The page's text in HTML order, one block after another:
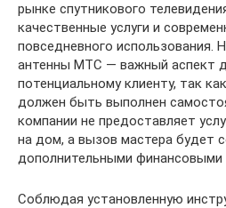
рынке спутникового
качественные услуги и
повседневного использования.
антенны МТС — важный аспект
потенциальному клиенту, так
должен быть выполнен
компании не предоставляет
на дом, а вызов мастера будет
дополнительными финансовыми
Соблюдая установленную